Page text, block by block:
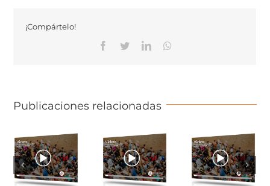
¡Compártelo!
Facebook
TwitterLinkedinWhatsapp
Publicaciones relacionadas